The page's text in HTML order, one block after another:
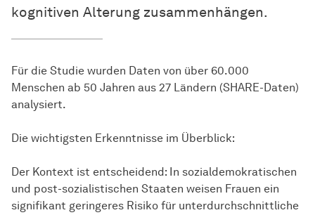
kognitiven Alterung zusammenhängen.
Für die Studie wurden Daten von über 60.000
Menschen ab 50 Jahren aus 27 Ländern (SHARE-Daten)
analysiert.
Die wichtigsten Erkenntnisse im Überblick:
Der Kontext ist entscheidend: In sozialdemokratischen
und post-sozialistischen Staaten weisen Frauen ein
signifikant geringeres Risiko für unterdurchschnittliche